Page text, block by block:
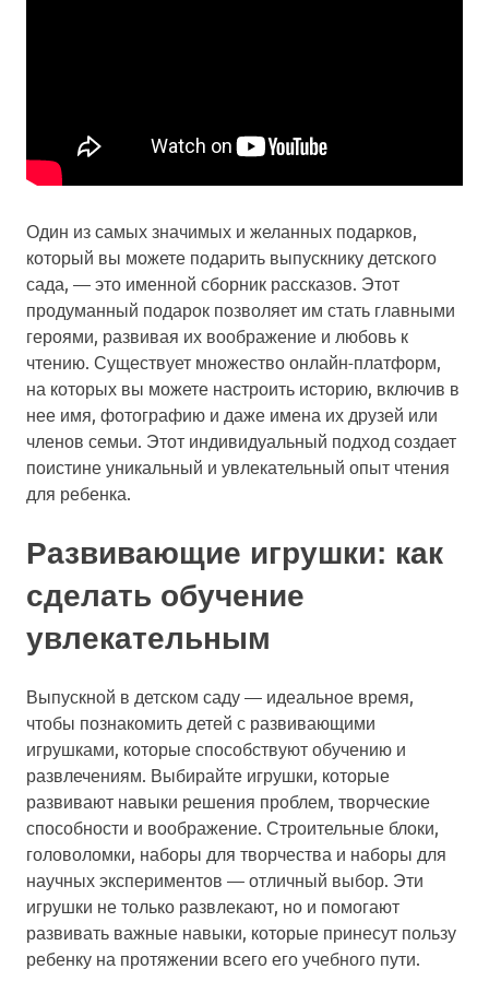
Один из самых значимых и желанных подарков,
который вы можете подарить выпускнику детского
сада, — это именной сборник рассказов. Этот
продуманный подарок позволяет им стать главными
героями, развивая их воображение и любовь к
чтению. Существует множество онлайн-платформ,
на которых вы можете настроить историю, включив в
нее имя, фотографию и даже имена их друзей или
членов семьи. Этот индивидуальный подход создает
поистине уникальный и увлекательный опыт чтения
для ребенка.
Развивающие игрушки: как
сделать обучение
увлекательным
Выпускной в детском саду — идеальное время,
чтобы познакомить детей с развивающими
игрушками, которые способствуют обучению и
развлечениям. Выбирайте игрушки, которые
развивают навыки решения проблем, творческие
способности и воображение. Строительные блоки,
головоломки, наборы для творчества и наборы для
научных экспериментов — отличный выбор. Эти
игрушки не только развлекают, но и помогают
развивать важные навыки, которые принесут пользу
ребенку на протяжении всего его учебного пути.